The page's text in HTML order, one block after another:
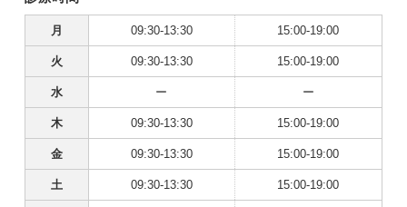
月 09:30-13:30 15:00-19:00
火 09:30-13:30 15:00-19:00
水 ー ー
木 09:30-13:30 15:00-19:00
金 09:30-13:30 15:00-19:00
土 09:30-13:30 15:00-19:00